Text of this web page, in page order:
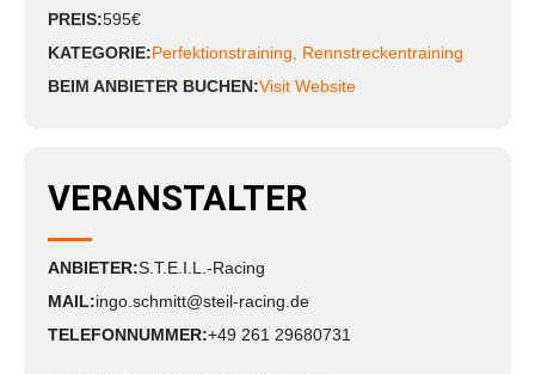
PREIS:595€
KATEGORIE:Perfektionstraining
Rennstreckentraining
BEIM ANBIETER BUCHEN:Visit Website
VERANSTALTER
ANBIETER:S.T.E.I.L.-Racing
MAIL:ingo.schmitt@steil-racing.de
TELEFONNUMMER:+49 261 29680731